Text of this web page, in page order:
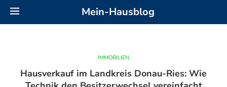
Mein-Hausblog
IMMOBILIEN
Hausverkauf im Landkreis Donau-Ries: Wie